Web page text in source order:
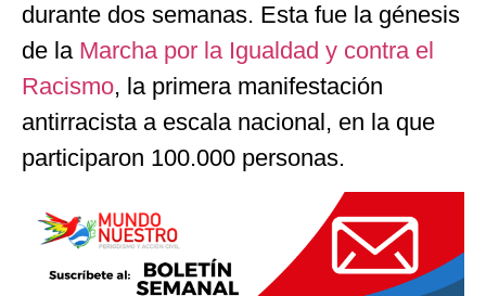
durante dos semanas. Esta fue la génesis
de la Marcha por la Igualdad y contra el
Racismo, la primera manifestación
antirracista a escala nacional, en la que
participaron 100.000 personas.